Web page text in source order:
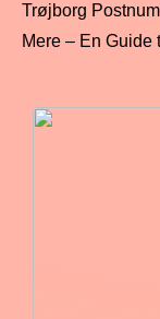
Trøjborg
Mere – En Guide